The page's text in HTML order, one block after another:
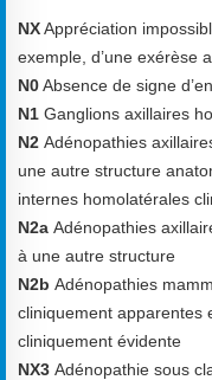
NXAppréciation
exemple, d’une exérèse
N0Absence de signe
N1 Ganglions axillaires
N2 Adénopathies
une autre structure
internes homolatérales
N2a Adénopathies
à une autre structure
N2b Adénopathies
cliniquement apparentes
cliniquement évidente
NX3 Adénopathie sous